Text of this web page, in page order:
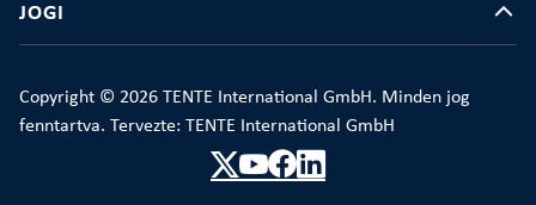
JOGI
Copyright © 2026 TENTE International GmbH. Minden jog
fenntartva. Tervezte: TENTE International GmbH